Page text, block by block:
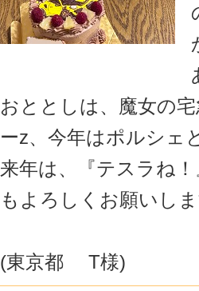
おととしは、魔女の
ーz、今年はポルシェ
来年は、『テスラね
もよろしくお願いし
(東京都 T様)